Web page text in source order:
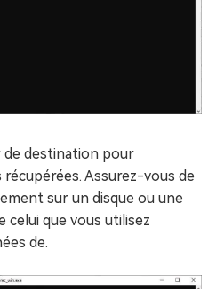
de destination pour
Assurez-vous de
sur un disque ou une
que vous utilisez
de.